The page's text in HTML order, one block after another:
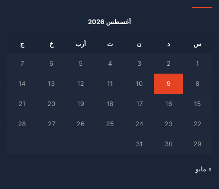
أغسطس 2026
س د ن ث أرب خ ج
1
2
3
4
5
6
7
8
9
10
11
12
13
14
15
16
17
18
19
20
21
22
23
24
25
26
27
28
29
30
31
« مايو